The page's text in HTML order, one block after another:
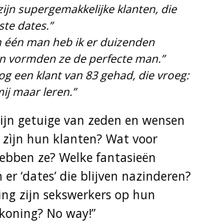
supergemakkelijke klanten, die
dates.”
één man heb ik er duizenden
vormden ze de perfecte man.”
een klant van 83 gehad, die vroeg:
maar leren.”
getuige van zeden en wensen
hun klanten? Wat voor
ze? Welke fantasieën
‘dates’ die blijven nazinderen?
zijn sekswerkers op hun
No way!”